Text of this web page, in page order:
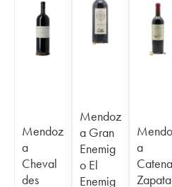
Mendoz
a
Cheval
des
Mendoz
a Gran
Enemig
o El
Enemig
a
Catena
Zapata